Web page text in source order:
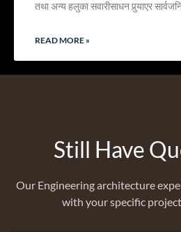
तथा अन्य हलुका सवारीसाधन पुर्‍याएर
READ MORE »
Still Have
Our Engineering architecture
with your specific